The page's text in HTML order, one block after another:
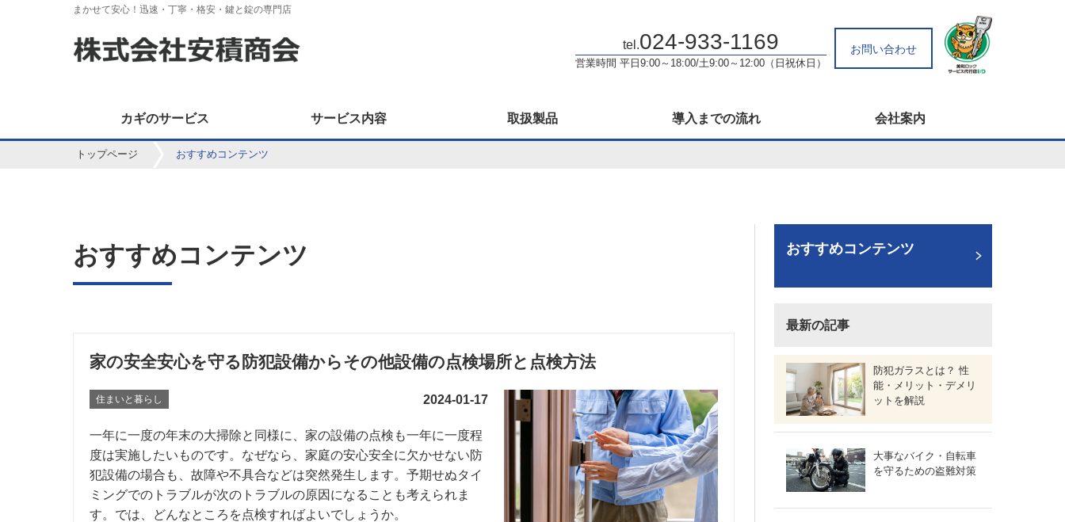
まかせて安心！迅速・丁寧・格安・鍵と錠の専門店
tel.024-933-1169
営業時間 平日9:00～18:00/土9:00～12:00（日祝休日）
お問い合わせ
カギのサービス サービス内容 取扱製品 導入までの流れ 会社案内
トップページ おすすめコンテンツ
おすすめコンテンツ
家の安全安心を守る防犯設備からその他設備の点検場所と点検方法
住まいと暮らし 2024-01-17
一年に一度の年末の大掃除と同様に、家の設備の点検も一年に一度程
度は実施したいものです。なぜなら、家庭の安心安全に欠かせない防
犯設備の場合も、故障や不具合などは突然発生します。予期せぬタイ
ミングでのトラブルが次のトラブルの原因になることも考えられま
す。では、どんなところを点検すればよいでしょうか。
おすすめコンテンツ
最新の記事
防犯ガラスとは？ 性
能・メリット・デメリ
ットを解説
大事なバイク・自転車
を守るための盗難対策